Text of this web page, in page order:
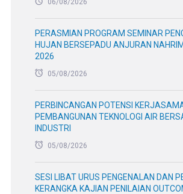
06/08/2026
PERASMIAN PROGRAM SEMINAR
HUJAN BERSEPADU ANJURAN
2026
05/08/2026
PERBINCANGAN POTENSI
PEMBANGUNAN TEKNOLOGI AIR
INDUSTRI
05/08/2026
SESI LIBAT URUS PENGENALAN DAN
KERANGKA KAJIAN PENILAIAN